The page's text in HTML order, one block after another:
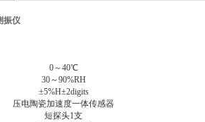
振仪
0～40℃
30～90%RH
±5%H±2digits
压电陶瓷加速度一体传感器
短探头1支